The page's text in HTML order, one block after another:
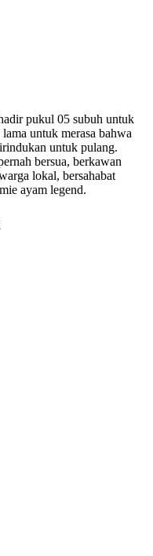
pukul 05 subuh untuk
untuk merasa bahwa
untuk pulang.
bersua, berkawan
lokal, bersahabat
ayam legend.